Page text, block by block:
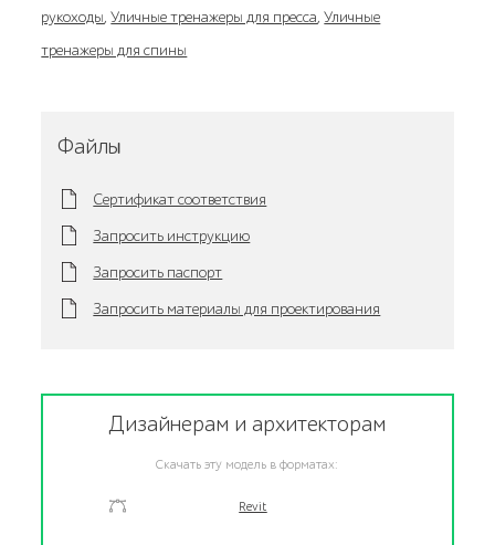
рукоходы,Уличные тренажеры для пресса,Уличные
тренажеры для спины
Файлы
Сертификат соответствия
Запросить инструкцию
Запросить паспорт
Запросить материалы для проектирования
Дизайнерам и архитекторам
Скачать эту модель в форматах:
Revit